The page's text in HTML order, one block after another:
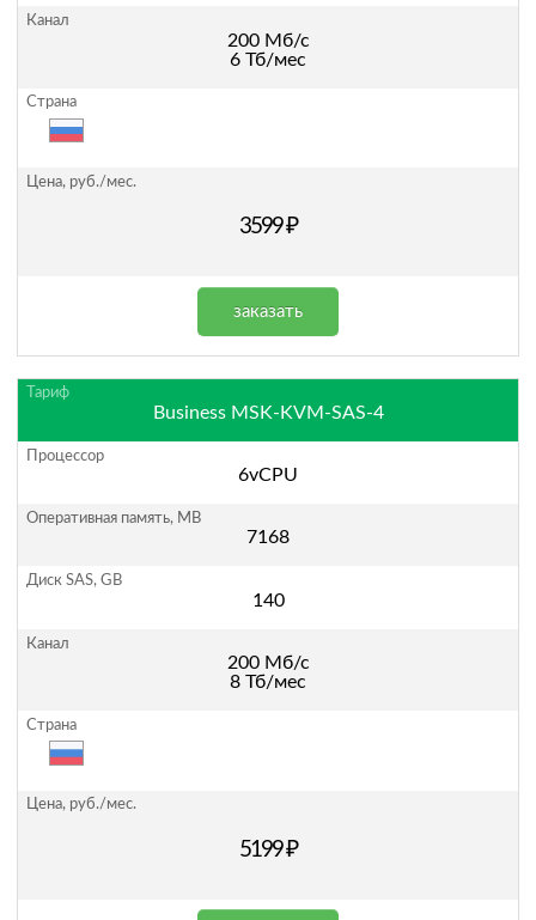
200 Мб/с
6 Тб/мес
3599 ₽
заказать
Business MSK-KVM-SAS-4
6vCPU
7168
140
200 Мб/с
8 Тб/мес
5199 ₽